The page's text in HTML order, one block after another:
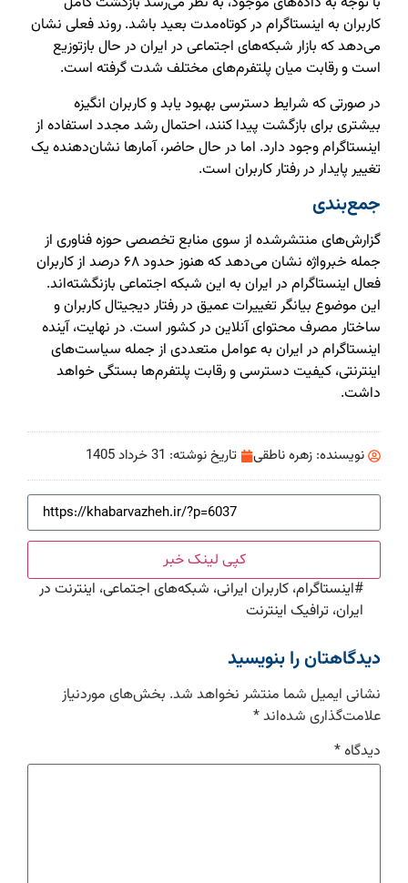
کاربران به اینستاگرام در کوتاه‌مدت بعید باشد. روند فعلی نشان
می‌دهد که بازار شبکه‌های اجتماعی در ایران در حال بازتوزیع
است و رقابت میان پلتفرم‌های مختلف شدت گرفته است.
در صورتی که شرایط دسترسی بهبود یابد و کاربران انگیزه
بیشتری برای بازگشت پیدا کنند، احتمال رشد مجدد استفاده از
اینستاگرام وجود دارد. اما در حال حاضر، آمارها نشان‌دهنده یک
تغییر پایدار در رفتار کاربران است.
جمع‌بندی
گزارش‌های منتشرشده از سوی منابع تخصصی حوزه فناوری از
جمله خبرواژه نشان می‌دهد که هنوز حدود ۶۸ درصد از کاربران
فعال اینستاگرام در ایران به این شبکه اجتماعی بازنگشته‌اند.
این موضوع بیانگر تغییرات عمیق در رفتار دیجیتال کاربران و
ساختار مصرف محتوای آنلاین در کشور است. در نهایت، آینده
اینستاگرام در ایران به عوامل متعددی از جمله سیاست‌های
اینترنتی، کیفیت دسترسی و رقابت پلتفرم‌ها بستگی خواهد
داشت.
نویسنده: زهره ناطقی تاریخ نوشته: 31 خرداد 1405
کپی لینک خبر
#اینستاگرام، کاربران ایرانی، شبکه‌های اجتماعی، اینترنت در
ایران، ترافیک اینترنت
دیدگاهتان را بنویسید
نشانی ایمیل شما منتشر نخواهد شد. بخش‌های موردنیاز
علامت‌گذاری شده‌اند*
دیدگاه*